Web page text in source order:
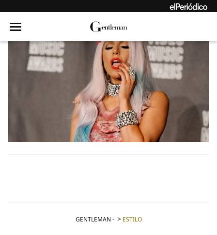
GENTLEMAN - ESTILO